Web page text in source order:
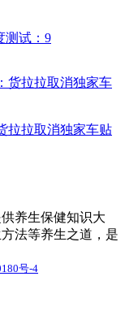
测试：9
拉拉取消独家车贴
养生保健知识大
法等养生之道，是
号-4